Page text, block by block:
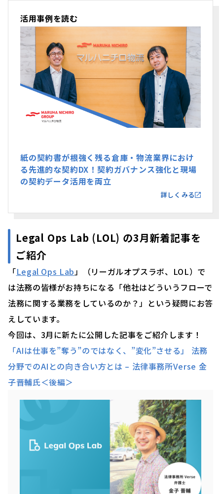
活用事例を読む
紙の契約書が根強く残る倉庫・物流業界におけ
る先進的な契約DX！契約ガバナンス強化と現場
の契約データ活用を両立
詳しくみる
Legal Ops Lab (LOL) の3月新着記事を
ご紹介
「Legal Ops Lab」（リーガルオプスラボ、LOL）で
は法務の皆様がお持ちになる「他社はどういうフローで
法務に関する業務をしているのか？」という疑問にお答
えしています。
今回は、3月に新たに公開した記事をご紹介します！
「AIは仕事を”奪う”のではなく、”変化”させる」 法務
分野でのAIとの向き合い方とは – 法律事務所Verse 金
子晋輔氏＜後編＞